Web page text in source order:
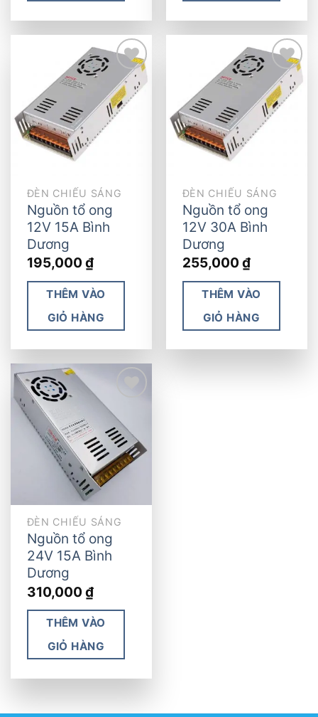
Add to
wishlist
ĐÈN CHIẾU SÁNG
Nguồn tổ ong
12V 15A Bình
Dương
195,000 ₫
THÊM VÀO
GIỎ HÀNG
Add to
wishlist
ĐÈN CHIẾU SÁNG
Nguồn tổ ong
12V 30A Bình
Dương
255,000 ₫
THÊM VÀO
GIỎ HÀNG
Add to
wishlist
ĐÈN CHIẾU SÁNG
Nguồn tổ ong
24V 15A Bình
Dương
310,000 ₫
THÊM VÀO
GIỎ HÀNG